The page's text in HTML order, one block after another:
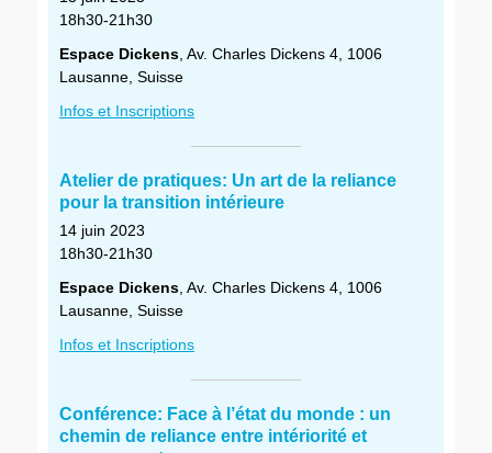
18h30-21h30
Espace Dickens , Av. Charles Dickens 4, 1006
Lausanne, Suisse
Infos et Inscriptions
Atelier de pratiques: Un art de la reliance
pour la transition intérieure
14 juin 2023
18h30-21h30
Espace Dickens , Av. Charles Dickens 4, 1006
Lausanne, Suisse
Infos et Inscriptions
Conférence: Face à l’état du monde : un
chemin de reliance entre intériorité et